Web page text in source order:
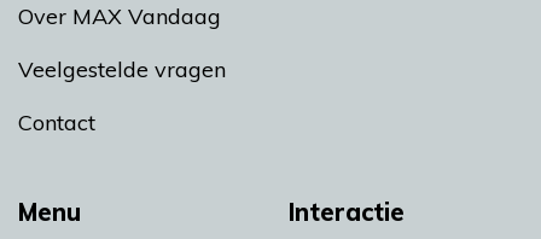
Menu Interactie
Over MAX Vandaag
Veelgestelde vragen
Contact